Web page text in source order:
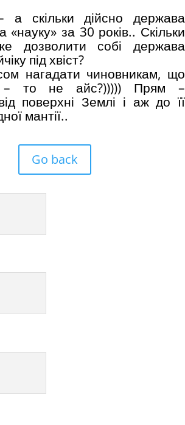
а скільки дійсно держава
«науку» за 30 років.. Скільки
дозволити собі держава
під хвіст?
нагадати чиновникам, що
– то не айс?))))) Прям –
поверхні Землі і аж до її
мантії..
Go back